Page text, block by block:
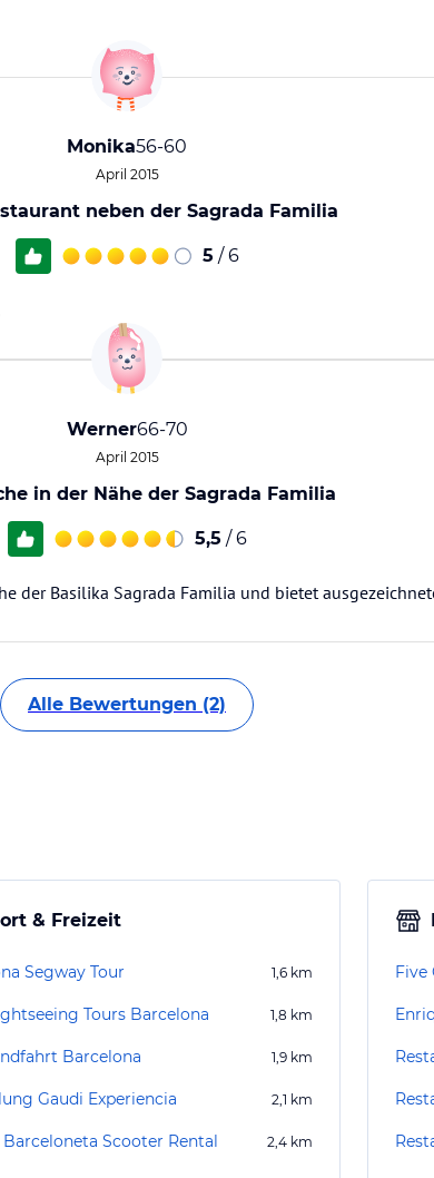
Monika56-60
April 2015
neben der Sagrada Familia
5 / 6
Werner66-70
April 2015
in der Nähe der Sagrada Familia
5,5 / 6
der Basilika Sagrada Familia und bietet
Alle Bewertungen (2)
& Freizeit
Segway Tour 1,6 km
Tours Barcelona 1,8 km
Barcelona 1,9 km
Gaudi Experiencia 2,1 km
Scooter Rental 2,4 km
Five